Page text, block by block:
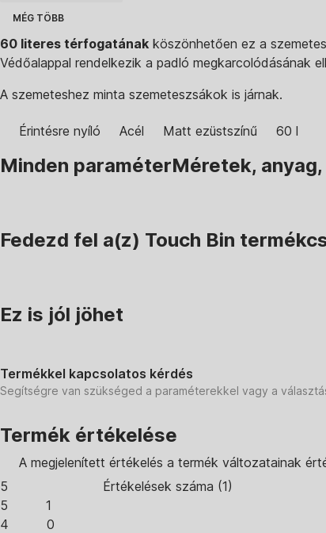
MÉG TÖBB
60 literes térfogatának köszönhetően ez a
Védőalappal rendelkezik a padló megkarcolódásának
A szemeteshez minta szemeteszsákok is járnak.
Érintésre nyíló Acél Matt ezüstszínű 60 l
Minden paraméterMéretek,
Fedezd fel a(z) Touch Bin
Ez is jól jöhet
Termékkel kapcsolatos kérdés
Segítségre van szükséged a paraméterekkel vagy a
Termék értékelése
A megjelenített értékelés a termék változatainak
5
Értékelések száma (1)
5
1
4
0